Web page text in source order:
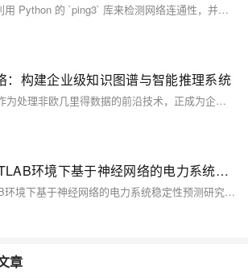
以上步骤展示了如何利用 Python 的 `ping3` 库来检测网络连通性，并且提供了基本错误处理方法以确保程序能够优雅地处理各种意外情形。通过简洁明快、易读易懂、实操性强等特点使得该方法非常适合开发者或系统管理员快速集成至自动化工具链之内进行日常运维任务之需求满足。
：构建企业级知识图谱与智能推理系统
图神经网络（GNN）作为处理非欧几里得数据的前沿技术，正成为企业知识管理和智能推理的核心引擎。本文深入探讨如何在Java生态中构建基于GNN的知识图谱系统，涵盖从图数据建模、GNN模型集成、分布式图计算到实时推理的全流程。通过具体的代码实现和架构设计，展示如何将先进的图神经网络技术融入传统Java企业应用，为构建下一代智能决策系统提供完整解决方案。
【电力系统】MATLAB环境下基于神经网络的电力系统稳定性预测研究（Matlab代码实现）
【电力系统】MATLAB环境下基于神经网络的电力系统稳定性预测研究（Matlab代码实现）
章